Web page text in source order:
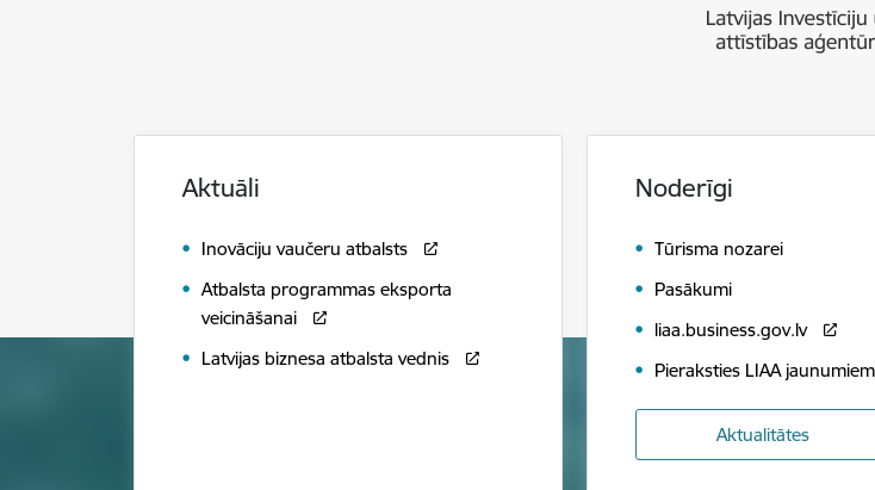
Aktuāli
Inovāciju vaučeru atbalsts
Atbalsta programmas eksporta
veicināšanai
Latvijas biznesa atbalsta vednis
Noderīgi
Tūrisma nozarei
Pasākumi
liaa.business.gov.lv
Pieraksties LIAA jaunumiem
Aktualitātes